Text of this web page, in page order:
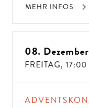
MEHR INFOS
08.
FREITAG,